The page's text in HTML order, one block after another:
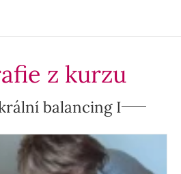
z kurzu
balancing I